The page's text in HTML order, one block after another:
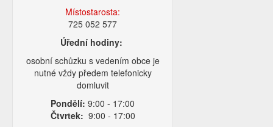
Místostarosta:
725 052 577
Úřední hodiny:
osobní schůzku s vedením obce je
nutné vždy předem telefonicky
domluvit
Pondělí: 9:00 - 17:00
Čtvrtek: 9:00 - 17:00